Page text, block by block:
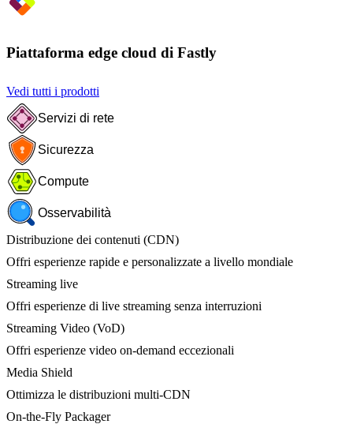
Piattaforma edge cloud di Fastly
Vedi tutti i prodotti
Servizi di rete
Sicurezza
Compute
Osservabilità
Distribuzione dei contenuti (CDN)
Offri esperienze rapide e personalizzate a livello mondiale
Streaming live
Offri esperienze di live streaming senza interruzioni
Streaming Video (VoD)
Offri esperienze video on-demand eccezionali
Media Shield
Ottimizza le distribuzioni multi-CDN
On-the-Fly Packager